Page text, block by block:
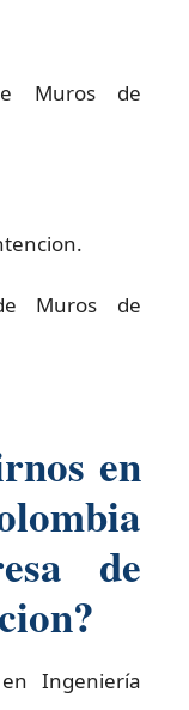
Muros de
Muros de
en
de
Ingeniería